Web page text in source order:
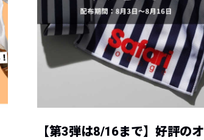
【第3弾は8/16まで】好評のオ